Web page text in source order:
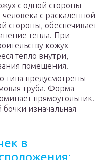
с одной стороны
с раскаленной
стороны, обеспечивает
тепла. При
кожух
тепло внутри,
помещения.
типа предусмотрены
труба. Форма
прямоугольник.
изначальная
в